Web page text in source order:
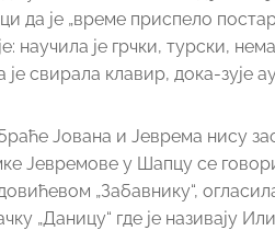
да је „време приспело
научила је грчки, турски,
је свирала клавир, дока-
Јована и Јеврема нису
Јевремове у Шапцу се
„Забавнику“,
„Даницу“ где је називају